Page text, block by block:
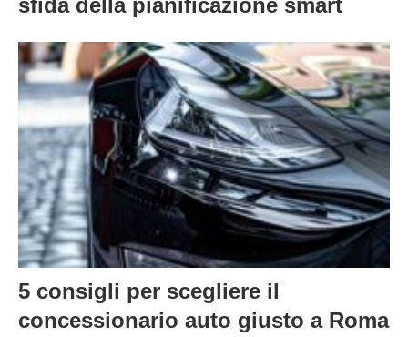
5 consigli per scegliere il
concessionario auto giusto a Roma